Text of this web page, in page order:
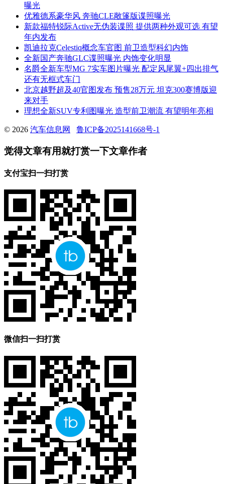
曝光
优雅德系豪华风 奔驰CLE敞篷版谍照曝光
新款福特锐际Active无伪装谍照 提供两种外观可选 有望
年内发布
凯迪拉克Celestiq概念车官图 前卫造型科幻内饰
全新国产奔驰GLC谍照曝光 内饰变化明显
名爵全新车型MG 7实车图片曝光 配定风尾翼+四出排气
还有无框式车门
北京越野超及40官图发布 预售28万元 坦克300赛博版迎
来对手
理想全新SUV专利图曝光 造型前卫潮流 有望明年亮相
© 2026 汽车信息网 鲁ICP备2025141668号-1
觉得文章有用就打赏一下文章作者
支付宝扫一扫打赏
微信扫一扫打赏